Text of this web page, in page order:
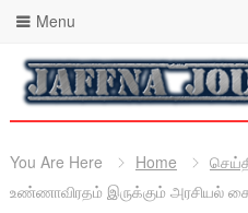
Menu
You Are Here Home
உண்ணாவிரதம் இருக்கும் அரசியல்